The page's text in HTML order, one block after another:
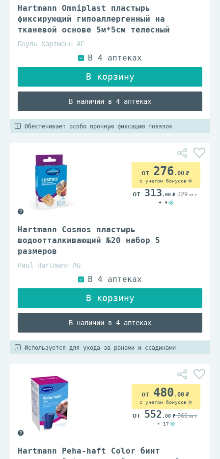
Hartmann Omniplast пластырь
фиксирующий гипоаллергенный на
тканевой основе 5м*5см телесный
Пауль Хартманн АГ
В наличии в 4 аптеках
Обеспечивает особо прочную фиксацию повязок
Hartmann Cosmos пластырь
водоотталкивающий №20 набор 5
размеров
Paul Hartmann AG
В наличии в 4 аптеках
276.00
с учетом бонусов
313 .00 329.00
+ 9
Используется для ухода за ранами и ссадинами
Hartmann Peha-haft Color бинт
480 .00
с учетом бонусов
552 .00 566.00
+ 17